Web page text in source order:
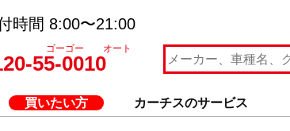
時間 8:00〜21:00
ゴーゴー オート
55-0010
買いたい方 カーチスのサービス